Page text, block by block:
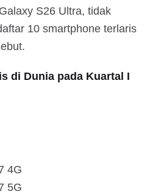
S26 Ultra, tidak
10 smartphone terlaris
di Dunia pada Kuartal I
4G
5G